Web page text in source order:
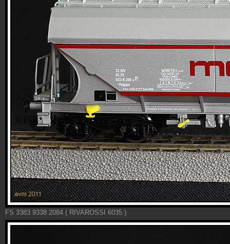
FS 3383 9338 2084 ( RIVAROSSI 6035 )